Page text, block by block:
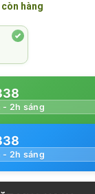
hàng
- 2h sáng
- 2h sáng